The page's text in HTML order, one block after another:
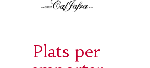
Plats per